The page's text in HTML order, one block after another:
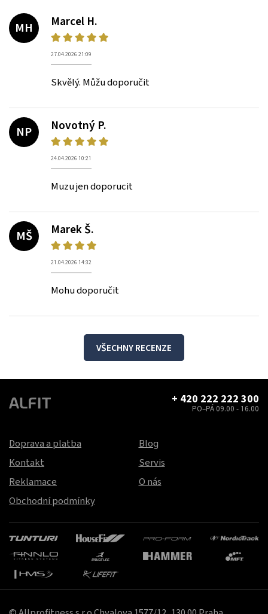
MH
Marcel H.
27.04.2026 21:09
Skvělý. Můžu doporučit
NP
Novotný P.
24.04.2026 10:21
Muzu jen doporucit
MŠ
Marek Š.
21.04.2026 14:32
Mohu doporučit
VŠECHNY RECENZE
+ 420 222 222 300
PO–PÁ 09.00 - 16.00
Doprava a platba
Kontakt
Reklamace
Obchodní podmínky
Blog
Servis
O nás